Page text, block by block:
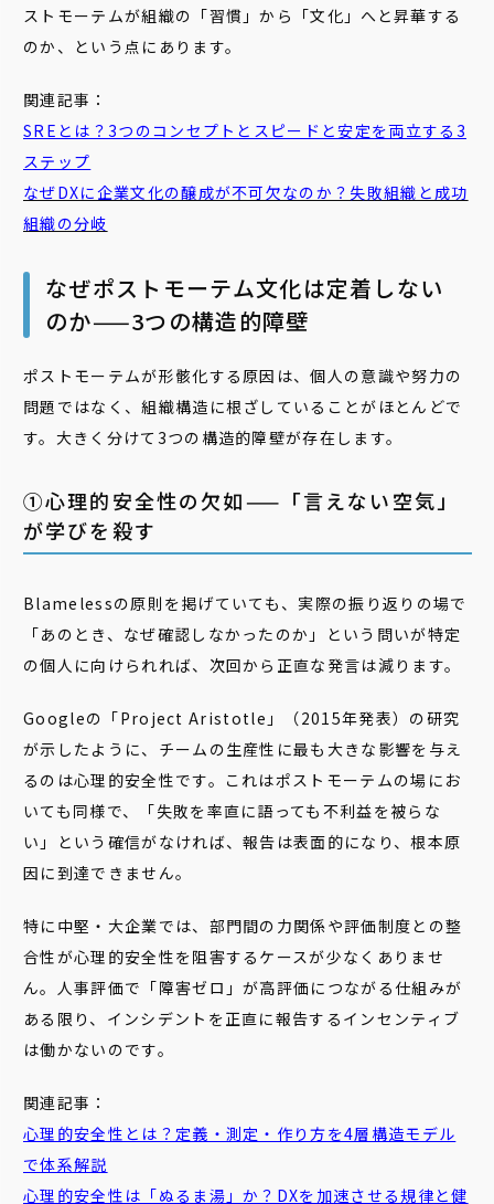
ストモーテムが組織の「習慣」から「文化」へと昇華する
のか、という点にあります。
関連記事：
SREとは？3つのコンセプトとスピードと安定を両立する3
ステップ
なぜDXに企業文化の醸成が不可欠なのか？失敗組織と成功
組織の分岐
なぜポストモーテム文化は定着しない
のか——3つの構造的障壁
ポストモーテムが形骸化する原因は、個人の意識や努力の
問題ではなく、組織構造に根ざしていることがほとんどで
す。大きく分けて3つの構造的障壁が存在します。
➀心理的安全性の欠如——「言えない空気」
が学びを殺す
Blamelessの原則を掲げていても、実際の振り返りの場で
「あのとき、なぜ確認しなかったのか」という問いが特定
の個人に向けられれば、次回から正直な発言は減ります。
Googleの「Project Aristotle」（2015年発表）の研究
が示したように、チームの生産性に最も大きな影響を与え
るのは心理的安全性です。これはポストモーテムの場にお
いても同様で、「失敗を率直に語っても不利益を被らな
い」という確信がなければ、報告は表面的になり、根本原
因に到達できません。
特に中堅・大企業では、部門間の力関係や評価制度との整
合性が心理的安全性を阻害するケースが少なくありませ
ん。人事評価で「障害ゼロ」が高評価につながる仕組みが
ある限り、インシデントを正直に報告するインセンティブ
は働かないのです。
関連記事：
心理的安全性とは？定義・測定・作り方を4層構造モデル
で体系解説
心理的安全性は「ぬるま湯」か？DXを加速させる規律と健